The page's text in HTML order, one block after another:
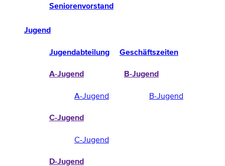
Seniorenvorstand
Jugend
Jugendabteilung Geschäftszeiten
A-Jugend
A-Jugend
B-Jugend
B-Jugend
C-Jugend
C-Jugend
D-Jugend